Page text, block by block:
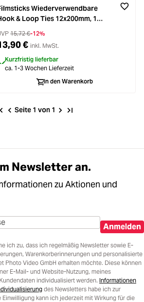
Wiederverwendbare
& Loop Ties 12x200mm, 105
15,72 €-12%
€ inkl. MwSt.
Kurzfristig lieferbar
ca. 1-3 Wochen Lieferzeit
In den Warenkorb
Seite 1 von 1
Newsletter an.
zu Aktionen und
Anmelden
ich zu, dass ich regelmäßig Newsletter sowie E-
Warenkorberinnerungen und personalisierte
Photo Video GmbH erhalten möchte. Diese können
E-Mail- und Website-Nutzung, meines
individualisiert werden. Informationen
des Newsletters habe ich zur
Einwilligung kann ich jederzeit mit Wirkung für die